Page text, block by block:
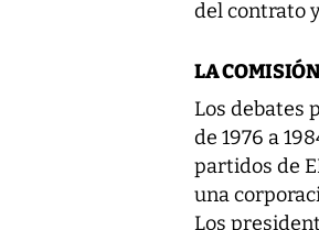
del contrato
LA
Los debates
de 1976 a
partidos de
una
Los